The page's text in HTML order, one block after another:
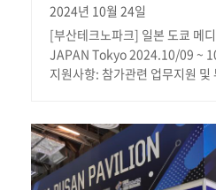
2024년 10월 24일
[부산테크노파크] 일본 도쿄 메
JAPAN Tokyo 2024.10/09 ~
지원사항: 참가관련 업무지원 및